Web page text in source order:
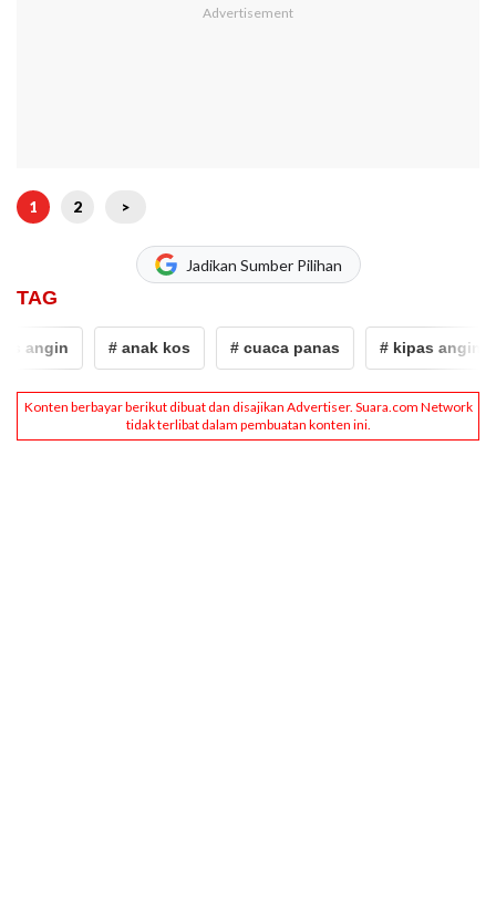
1 2 >
Jadikan Sumber Pilihan
TAG
angin # anak kos # cuaca panas # kipas angin